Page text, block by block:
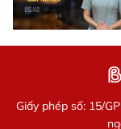
Giấy phép số: 15/